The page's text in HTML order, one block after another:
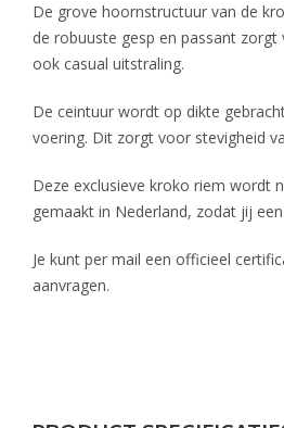
De grove hoornstructuur van de
de robuuste gesp en passant
ook casual uitstraling.
De ceintuur wordt op dikte
voering. Dit zorgt voor stevigheid
Deze exclusieve kroko riem wordt
gemaakt in Nederland, zodat jij
Je kunt per mail een officieel
aanvragen.